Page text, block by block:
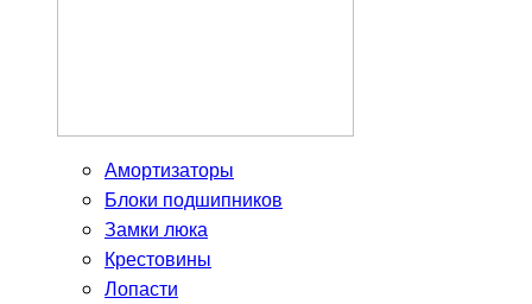
Амортизаторы
Блоки подшипников
Замки люка
Крестовины
Лопасти